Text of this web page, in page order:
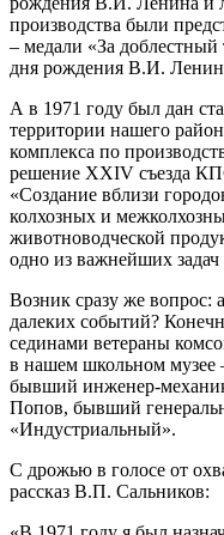
производства были
– медали «За доблестный
дня рождения В.И.
А в 1971 году был дан
территории нашего
комплекса по
решение XXIV съезда
«Создание вблизи
колхозных и
животноводческой
одно из важнейших
Возник сразу же вопрос:
далеких событий?
сединами ветераны
в нашем школьном музее
бывший инженер-
Попов, бывший
«Индустриальный».
С дрожью в голосе от
рассказ В.П. Сальников: